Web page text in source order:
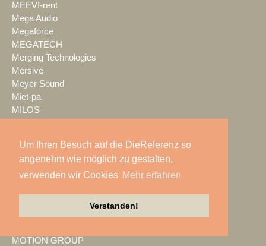
Um Ihren Besuch auf die DieReferenz so
angenehm wie möglich zu gestalten,
verwenden wir Cookies Mehr erfahren
Verstanden!
MEEVI-rent
Mega Audio
Megaforce
MEGATECH
Merging Technologies
Mersive
Meyer Sound
Miet-pa
MILOS
Mitsubishi Electric
MKM Event Show Technik
MLS magic light+sound
MOTION GROUP